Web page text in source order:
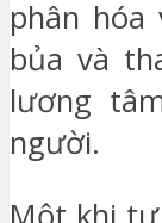
phân
bủa và
lương
người.